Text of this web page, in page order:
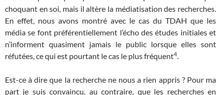
choquant en soi, mais il altère la médiatisation des recherches.
En effet, nous avons montré avec le cas du TDAH que les
média se font préférentiellement l’écho des études initiales et
n’informent quasiment jamais le public lorsque elles sont
réfutées, ce qui est pourtant le cas le plus fréquent4.
Est-ce à dire que la recherche ne nous a rien appris ? Pour ma
part je suis convaincu, au contraire, que les recherches en